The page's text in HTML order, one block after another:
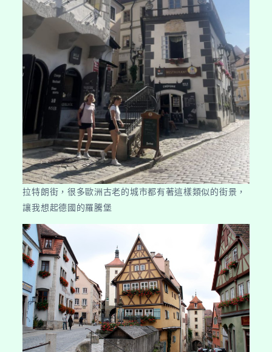
拉特朗街，很多歐洲古老的城市都有著這樣類似的街景，
讓我想起德國的羅騰堡